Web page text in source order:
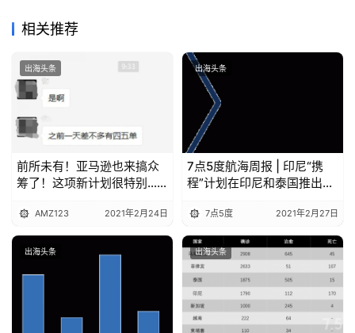
精
相关推荐
出海头条
前所未有！亚马逊也来搞众
筹了！这项新计划很特别……
AMZ123 2021年2月24日
出海头条
7点5度航海周报 | 印尼“携
程”计划在印尼和泰国推出
资本投资印尼社交电商
RateS
7点5度 2021年2月27日
出海头条 出海头条